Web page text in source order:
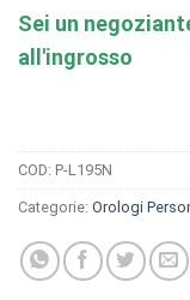
Sei un
all'ingrosso
COD: P-L195N
Categorie: Orologi